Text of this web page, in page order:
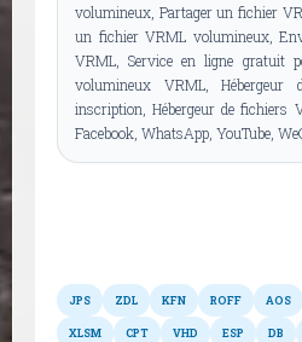
volumineux, Partager un fichier
un fichier VRML volumineux,
VRML, Service en ligne gratuit
volumineux VRML,
inscription, Hébergeur de fichiers
Facebook, WhatsApp, YouTube,
JPS ZDL KFN ROFF AOS
XLSM CPT VHD ESP DB